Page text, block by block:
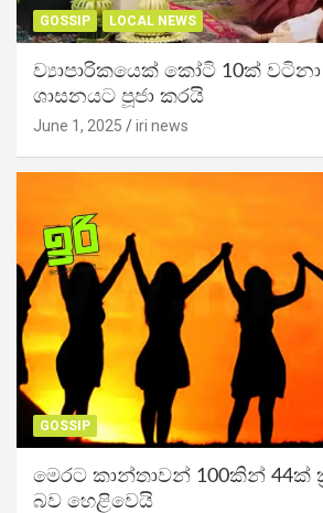
GOSSIP LOCAL NEWS
ව්‍යාපාරිකයෙක් කෝටි 10ක්
ශාසනයට පූජා කරයි
June 1, 2025 iri news
GOSSIP
මෙරට කාන්තාවන් 100කින් 44ක්
බව හෙළිවෙයි